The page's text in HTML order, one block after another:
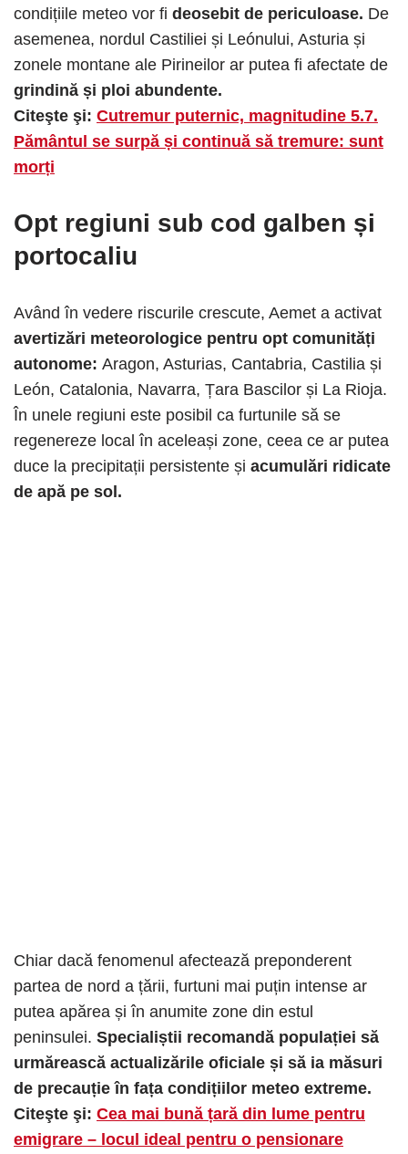
condițiile meteo vor fi deosebit de periculoase. De
asemenea, nordul Castiliei și Leónului, Asturia și
zonele montane ale Pirineilor ar putea fi afectate de
grindină și ploi abundente.
Citeşte şi: Cutremur puternic, magnitudine 5.7.
Pământul se surpă și continuă să tremure: sunt
morți
Opt regiuni sub cod galben și
portocaliu
Având în vedere riscurile crescute, Aemet a activat
avertizări meteorologice pentru opt comunități
autonome: Aragon, Asturias, Cantabria, Castilia și
León, Catalonia, Navarra, Țara Bascilor și La Rioja.
În unele regiuni este posibil ca furtunile să se
regenereze local în aceleași zone, ceea ce ar putea
duce la precipitații persistente și acumulări ridicate
de apă pe sol.
Chiar dacă fenomenul afectează preponderent
partea de nord a țării, furtuni mai puțin intense ar
putea apărea și în anumite zone din estul
peninsulei. Specialiștii recomandă populației să
urmărească actualizările oficiale și să ia măsuri
de precauție în fața condițiilor meteo extreme.
Citeşte şi: Cea mai bună țară din lume pentru
emigrare – locul ideal pentru o pensionare